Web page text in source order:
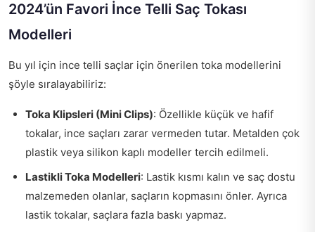
2024’ün Favori İnce Telli Saç Tokası
Modelleri
Bu yıl için ince telli saçlar için önerilen toka modellerini
şöyle sıralayabiliriz:
Toka Klipsleri (Mini Clips): Özellikle küçük ve hafif
tokalar, ince saçları zarar vermeden tutar. Metalden çok
plastik veya silikon kaplı modeller tercih edilmeli.
Lastikli Toka Modelleri: Lastik kısmı kalın ve saç dostu
malzemeden olanlar, saçların kopmasını önler. Ayrıca
lastik tokalar, saçlara fazla baskı yapmaz.